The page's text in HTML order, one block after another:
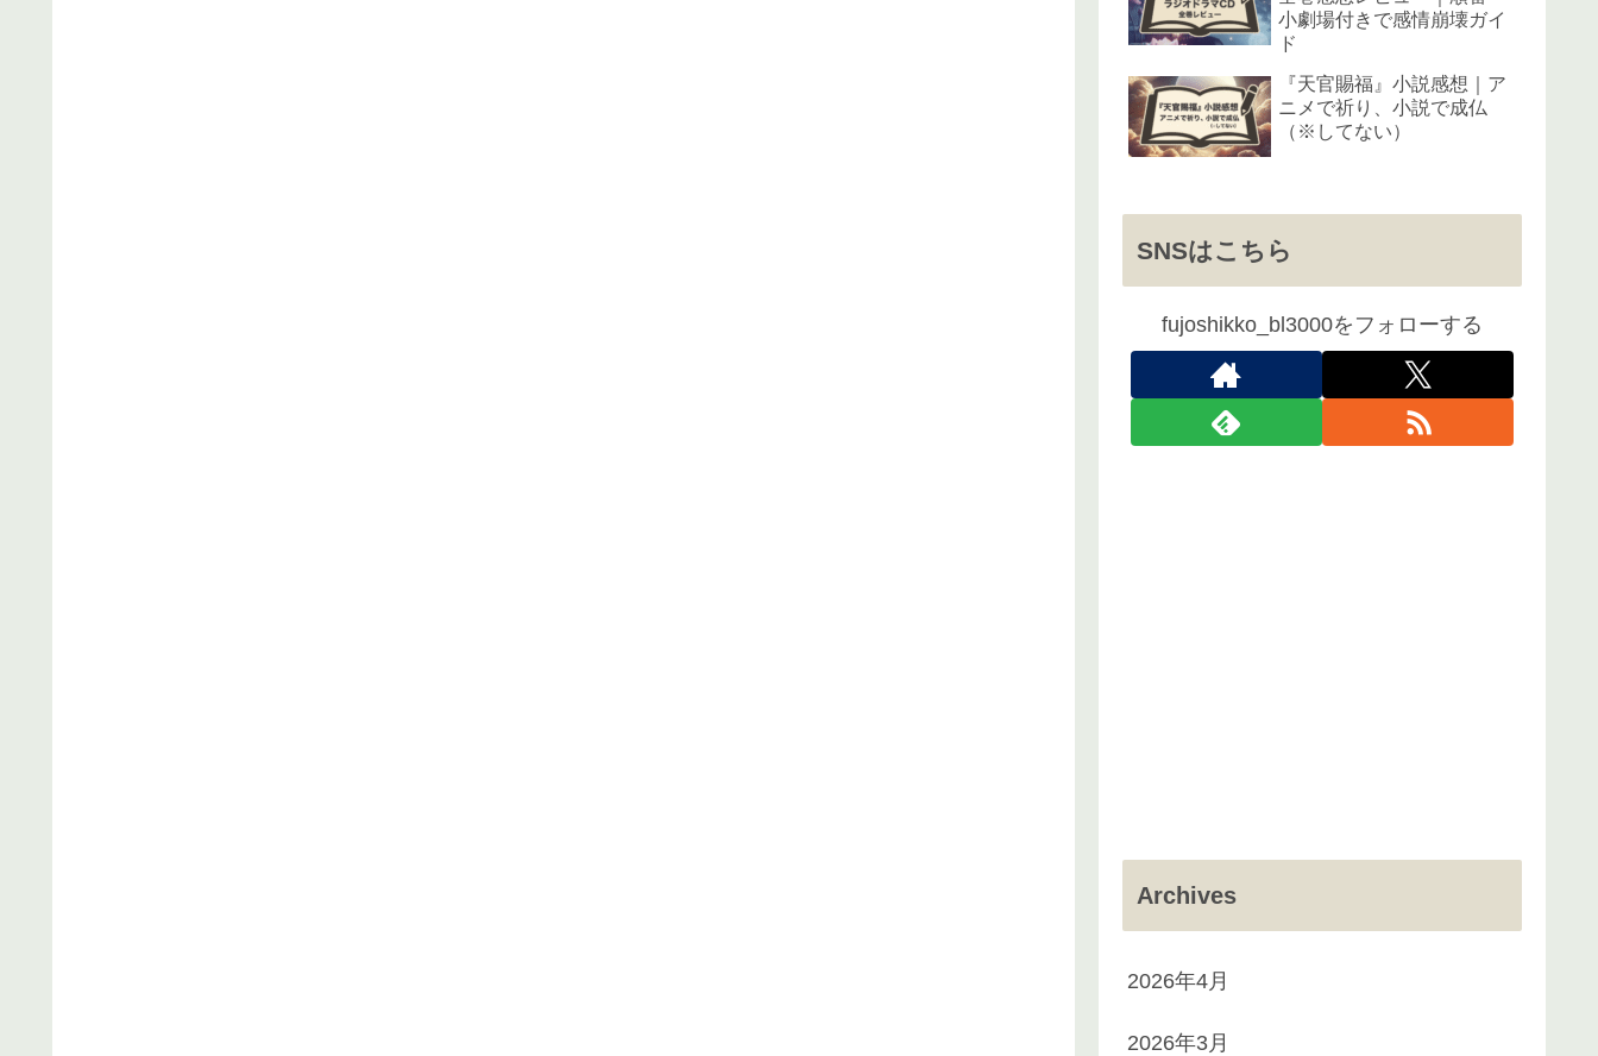
小劇場付きで感情崩壊ガイ
ド
『天官賜福』小説感想｜ア
ニメで祈り、小説で成仏
（※してない）
SNSはこちら
fujoshikko_bl3000をフォローする
Archives
2026年4月
2026年3月